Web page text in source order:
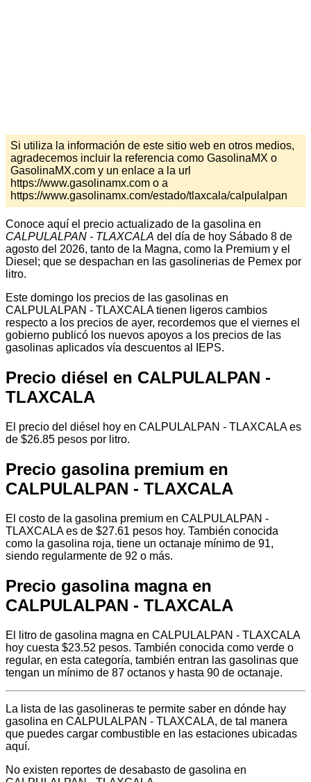
Si utiliza la información de este sitio web en otros medios,
agradecemos incluir la referencia como GasolinaMX o
GasolinaMX.com y un enlace a la url
https://www.gasolinamx.com o a
https://www.gasolinamx.com/estado/tlaxcala/calpulalpan
Conoce aquí el precio actualizado de la gasolina en
CALPULALPAN - TLAXCALA del día de hoy Sábado 8 de
agosto del 2026, tanto de la Magna, como la Premium y el
Diesel; que se despachan en las gasolinerias de Pemex por
litro.
Este domingo los precios de las gasolinas en
CALPULALPAN - TLAXCALA tienen ligeros cambios
respecto a los precios de ayer, recordemos que el viernes el
gobierno publicó los nuevos apoyos a los precios de las
gasolinas aplicados vía descuentos al IEPS.
Precio diésel en CALPULALPAN -
TLAXCALA
El precio del diésel hoy en CALPULALPAN - TLAXCALA es
de $26.85 pesos por litro.
Precio gasolina premium en
CALPULALPAN - TLAXCALA
El costo de la gasolina premium en CALPULALPAN -
TLAXCALA es de $27.61 pesos hoy. También conocida
como la gasolina roja, tiene un octanaje mínimo de 91,
siendo regularmente de 92 o más.
Precio gasolina magna en
CALPULALPAN - TLAXCALA
El litro de gasolina magna en CALPULALPAN - TLAXCALA
hoy cuesta $23.52 pesos. También conocida como verde o
regular, en esta categoría, también entran las gasolinas que
tengan un mínimo de 87 octanos y hasta 90 de octanaje.
La lista de las gasolineras te permite saber en dónde hay
gasolina en CALPULALPAN - TLAXCALA, de tal manera
que puedes cargar combustible en las estaciones ubicadas
aquí.
No existen reportes de desabasto de gasolina en